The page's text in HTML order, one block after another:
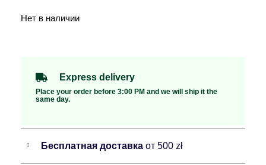
Нет в наличии
Express delivery
Place your order before 3:00 PM and we will ship it the
same day.
Бесплатная доставка от 500 zł